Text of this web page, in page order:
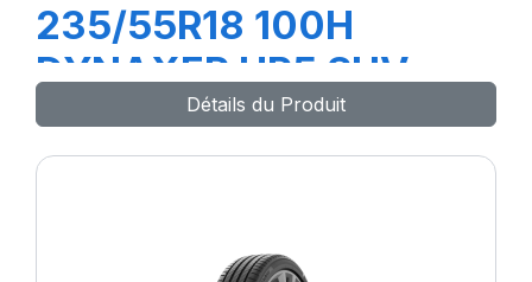
235/55R18 100H
DYNAXER HP5 SUV
Détails du Produit